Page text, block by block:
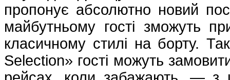
пропонує абсолютно новий
майбутньому гості зможуть
класичному стилі на борту.
Selection» гості можуть